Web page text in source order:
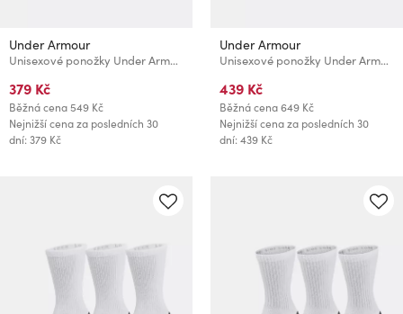
Under Armour
Unisexové ponožky Under Armour Curry UA AD Playmaker Mid (1 pár)
379 Kč
Běžná cena549 Kč
Nejnižší cena za posledních 30
dní: 379 Kč
Under Armour
Unisexové ponožky Under Armour UA Essential Crew (6 párů)
439 Kč
Běžná cena649 Kč
Nejnižší cena za posledních 30
dní: 439 Kč